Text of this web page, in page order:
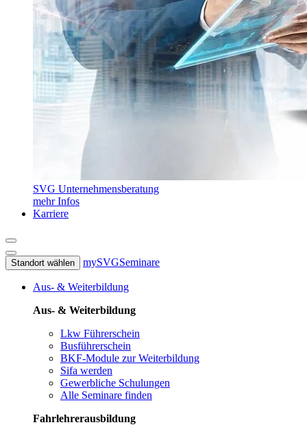
SVG Unternehmensberatung
mehr Infos
Karriere
Standort wählen mySVGSeminare
Aus- & Weiterbildung
Aus- & Weiterbildung
Lkw Führerschein
Busführerschein
BKF-Module zur Weiterbildung
Sifa werden
Gewerbliche Schulungen
Alle Seminare finden
Fahrlehrerausbildung